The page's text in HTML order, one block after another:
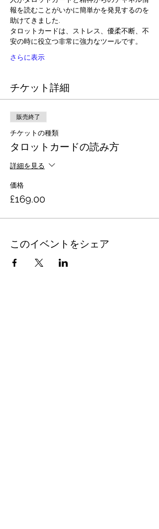
報を読むことがいかに簡単かを発見するのを
助けてきました.
タロットカードは、ストレス、優柔不断、不
安の時に役立つ非常に強力なツールです。
さらに表示
チケット詳細
販売終了
チケットの種類
タロットカードの読み方
詳細を見る
価格
£169.00
このイベントをシェア